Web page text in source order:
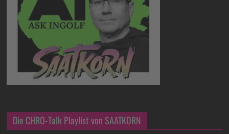
Die CHRO-Talk Playlist von SAATKORN